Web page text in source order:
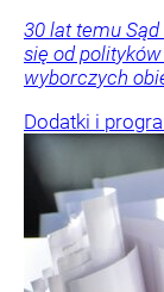
30 lat temu Sąd
się od
wyborczych
Dodatki i